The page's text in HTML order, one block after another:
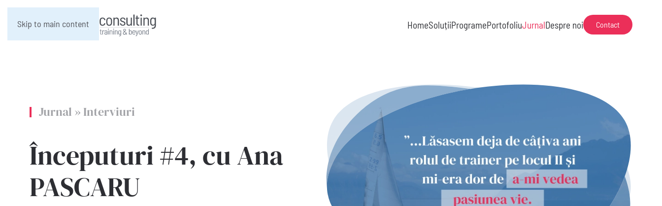
Skip to main content HomeSoluțiiProgramePortofoliuJurnalDespre noi Contact
Jurnal » Interviuri
Începuturi #4, cu Ana
PASCARU